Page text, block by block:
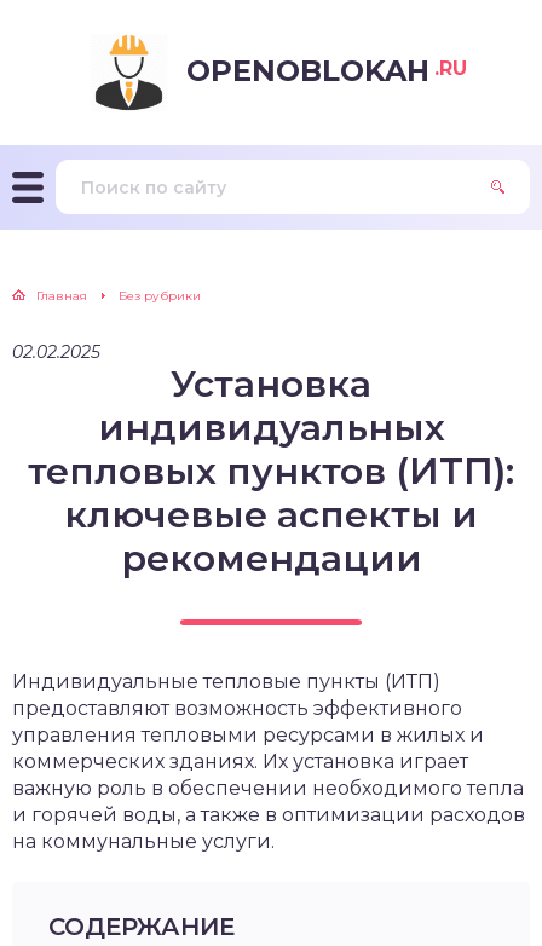
OPENOBLOKAH .RU
Главная Без рубрики
02.02.2025
Установка
индивидуальных
тепловых пунктов (ИТП):
ключевые аспекты и
рекомендации
Индивидуальные тепловые пункты (ИТП)
предоставляют возможность эффективного
управления тепловыми ресурсами в жилых и
коммерческих зданиях. Их установка играет
важную роль в обеспечении необходимого тепла
и горячей воды, а также в оптимизации расходов
на коммунальные услуги.
СОДЕРЖАНИЕ